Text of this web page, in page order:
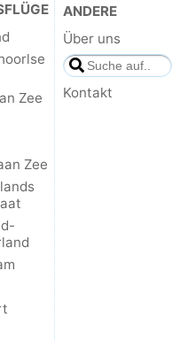
Zee
Zee
ANDERE
Über uns
Kontakt